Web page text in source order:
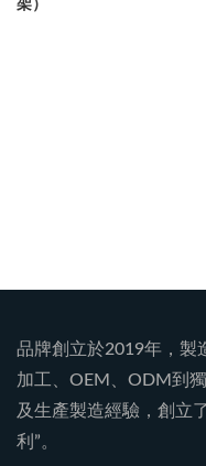
架）
品牌創立於2019年，製
加工、OEM、ODM到
及生產製造經驗，創立
利”。